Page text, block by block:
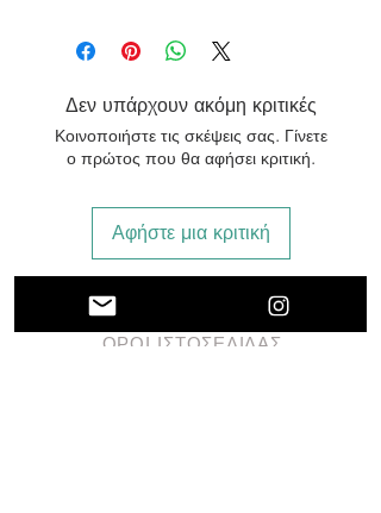
Μη τοξικές βαφές
κολακευτικό σχέδιο
Χωρίς σίδερο
Πλύσιμο στους 30
βαθμούς
Δεν υπάρχουν ακόμη κριτικές
Κοινοποιήστε τις σκέψεις σας. Γίνετε
ο πρώτος που θα αφήσει κριτική.
Αφήστε μια κριτική
ΠΟΛΙΤΙΚΗ ΕΠΙΣΤΡΟΦΩΝ
ΟΡΟΙ ΙΣΤΟΣΕΛΙΔΑΣ